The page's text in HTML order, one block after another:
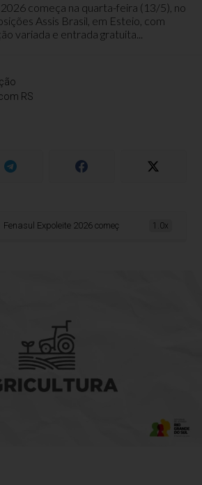
começa na quarta-feira (13/5), no
Assis Brasil, em Esteio, com
variada e entrada gratuita...
RS
Expoleite 2026 começa na quarta (13),
1.0x